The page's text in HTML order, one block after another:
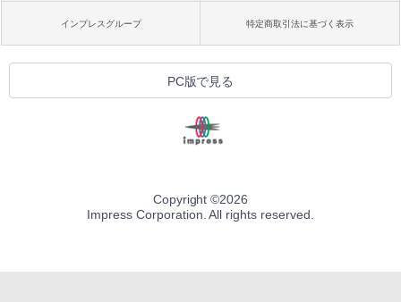
インプレスグループ 特定商取引法に基づく表示
PC版で見る
Copyright ©2026
Impress Corporation. All rights reserved.